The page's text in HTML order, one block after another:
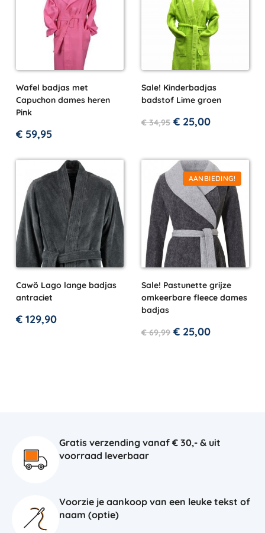
Wafel badjas met
Capuchon dames heren
Pink
€ 59,95
Sale! Kinderbadjas
badstof Lime groen
€34,95 € 25,00
Cawö Lago lange badjas
antraciet
€ 129,90
AANBIEDING!
Sale! Pastunette grijze
omkeerbare fleece dames
badjas
€69,99 € 25,00
Gratis verzending vanaf € 30,- & uit
voorraad leverbaar
Voorzie je aankoop van een leuke tekst of
naam (optie)